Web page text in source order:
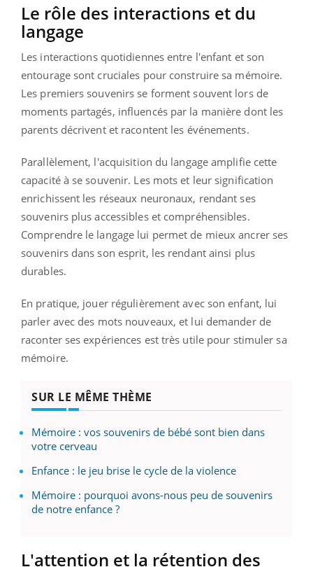
Le rôle des interactions et du
langage
Les interactions quotidiennes entre l'enfant et son
entourage sont cruciales pour construire sa mémoire.
Les premiers souvenirs se forment souvent lors de
moments partagés, influencés par la manière dont les
parents décrivent et racontent les événements.
Parallèlement, l'acquisition du langage amplifie cette
capacité à se souvenir. Les mots et leur signification
enrichissent les réseaux neuronaux, rendant ses
souvenirs plus accessibles et compréhensibles.
Comprendre le langage lui permet de mieux ancrer ses
souvenirs dans son esprit, les rendant ainsi plus
durables.
En pratique, jouer régulièrement avec son enfant, lui
parler avec des mots nouveaux, et lui demander de
raconter ses expériences est très utile pour stimuler sa
mémoire.
SUR LE MÊME THÈME
Mémoire : vos souvenirs de bébé sont bien dans
votre cerveau
Enfance : le jeu brise le cycle de la violence
Mémoire : pourquoi avons-nous peu de souvenirs
de notre enfance ?
L'attention et la rétention des